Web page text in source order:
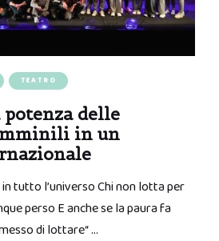
TEATRO
delle
in un
tutto l’universo Chi non lotta per
perso E anche se la paura fa
di lottare“ …